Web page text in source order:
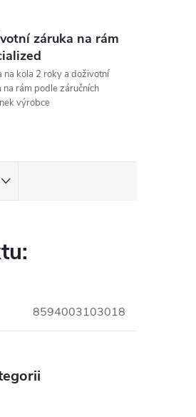
záruka na rám
na kola 2 roky a doživotní
na rám podle záručních
výrobce
8594003103018